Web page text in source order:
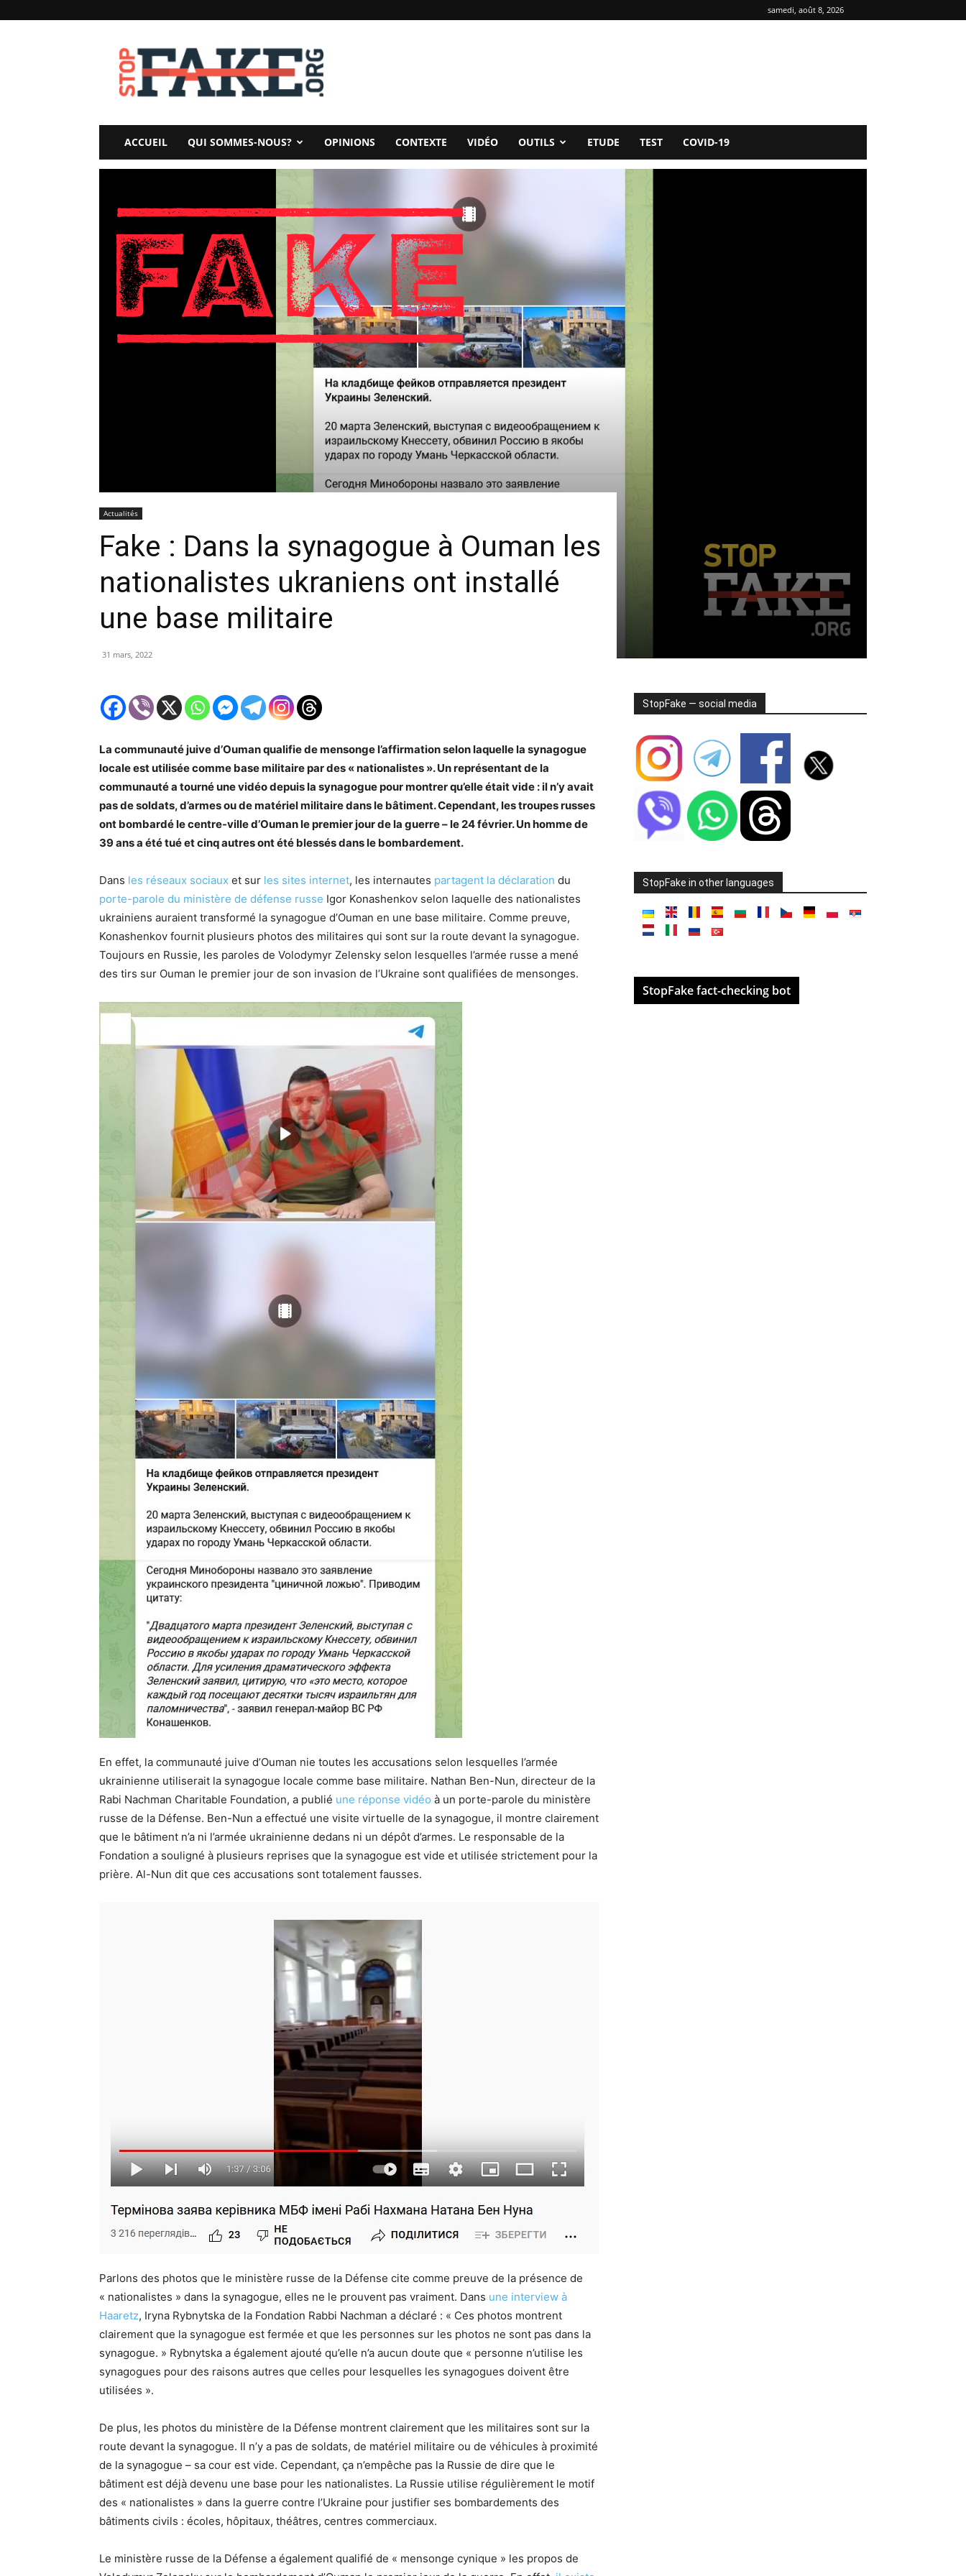
samedi, août 8, 2026
StopFake
ACCUEIL QUI SOMMES-NOUS? OPINIONS CONTEXTE VIDÉO OUTILS ETUDE TEST COVID-19
Actualités
Fake : Dans la synagogue à Ouman les
nationalistes ukraniens ont installé
une base militaire
31 mars, 2022
La communauté juive d’Ouman qualifie de mensonge l’affirmation selon laquelle la synagogue
locale est utilisée comme base militaire par des « nationalistes ». Un représentant de la
communauté a tourné une vidéo depuis la synagogue pour montrer qu’elle était vide : il n’y avait
pas de soldats, d’armes ou de matériel militaire dans le bâtiment. Cependant, les troupes russes
ont bombardé le centre-ville d’Ouman le premier jour de la guerre – le 24 février. Un homme de
39 ans a été tué et cinq autres ont été blessés dans le bombardement.
Dans les réseaux sociaux et sur les sites internet, les internautes partagent la déclaration du
porte-parole du ministère de défense russe Igor Konashenkov selon laquelle des nationalistes
ukrainiens auraient transformé la synagogue d’Ouman en une base militaire. Comme preuve,
Konashenkov fournit plusieurs photos des militaires qui sont sur la route devant la synagogue.
Toujours en Russie, les paroles de Volodymyr Zelensky selon lesquelles l’armée russe a mené
des tirs sur Ouman le premier jour de son invasion de l’Ukraine sont qualifiées de mensonges.
En effet, la communauté juive d’Ouman nie toutes les accusations selon lesquelles l’armée
ukrainienne utiliserait la synagogue locale comme base militaire. Nathan Ben-Nun, directeur de la
Rabi Nachman Charitable Foundation, a publié une réponse vidéo à un porte-parole du ministère
russe de la Défense. Ben-Nun a effectué une visite virtuelle de la synagogue, il montre clairement
que le bâtiment n’a ni l’armée ukrainienne dedans ni un dépôt d’armes. Le responsable de la
Fondation a souligné à plusieurs reprises que la synagogue est vide et utilisée strictement pour la
prière. Al-Nun dit que ces accusations sont totalement fausses.
Parlons des photos que le ministère russe de la Défense cite comme preuve de la présence de
« nationalistes » dans la synagogue, elles ne le prouvent pas vraiment. Dans une interview à
Haaretz, Iryna Rybnytska de la Fondation Rabbi Nachman a déclaré : « Ces photos montrent
clairement que la synagogue est fermée et que les personnes sur les photos ne sont pas dans la
synagogue. » Rybnytska a également ajouté qu’elle n’a aucun doute que « personne n’utilise les
synagogues pour des raisons autres que celles pour lesquelles les synagogues doivent être
utilisées ».
De plus, les photos du ministère de la Défense montrent clairement que les militaires sont sur la
route devant la synagogue. Il n’y a pas de soldats, de matériel militaire ou de véhicules à proximité
de la synagogue – sa cour est vide. Cependant, ça n’empêche pas la Russie de dire que le
bâtiment est déjà devenu une base pour les nationalistes. La Russie utilise régulièrement le motif
des « nationalistes » dans la guerre contre l’Ukraine pour justifier ses bombardements des
bâtiments civils : écoles, hôpitaux, théâtres, centres commerciaux.
Le ministère russe de la Défense a également qualifié de « mensonge cynique » les propos de
StopFake — social media
StopFake in other languages
StopFake fact-checking bot